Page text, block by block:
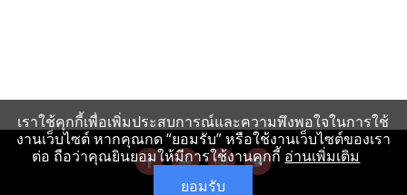
เราใช้คุกกี้เพื่อเพิ่มประสบการณ์และความพึงพอใจในการใช้
งานเว็บไซต์ หากคุณกด “ยอมรับ” หรือใช้งานเว็บไซต์ของเรา
ต่อ ถือว่าคุณยินยอมให้มีการใช้งานคุกกี้ อ่านเพิ่มเติม
ยอมรับ